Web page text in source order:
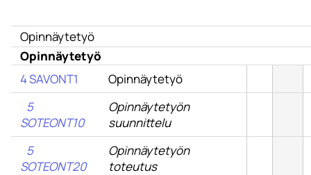
Opinnäytetyö
Opinnäytetyö
4 SAVONT1
Opinnäytetyö
5
SOTEONT10
Opinnäytetyön
suunnittelu
5
SOTEONT20
Opinnäytetyön
toteutus